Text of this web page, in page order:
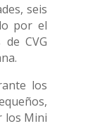
seis
por el
CVG
los
los Mini